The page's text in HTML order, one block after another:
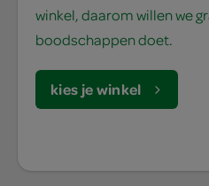
winkel, daarom willen we
boodschappen doet.
kies je winkel